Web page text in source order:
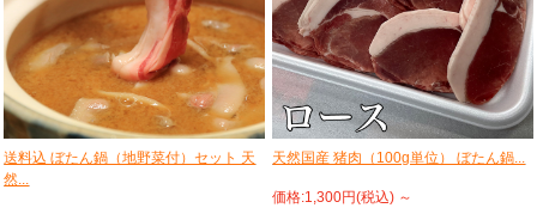
送料込 ぼたん鍋（地野菜付）セット 天
然...
天然国産 猪肉（100g単位） ぼたん鍋...
価格:1,300円(税込) ～